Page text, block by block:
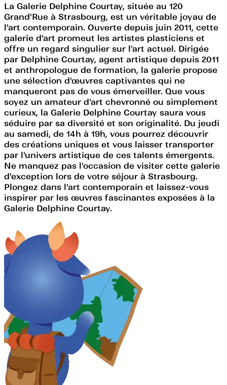
La Galerie Delphine Courtay, située au 120
Grand'Rue à Strasbourg, est un véritable joyau de
l'art contemporain. Ouverte depuis juin 2011, cette
galerie d'art promeut les artistes plasticiens et
offre un regard singulier sur l'art actuel. Dirigée
par Delphine Courtay, agent artistique depuis 2011
et anthropologue de formation, la galerie propose
une sélection d'œuvres captivantes qui ne
manqueront pas de vous émerveiller. Que vous
soyez un amateur d'art chevronné ou simplement
curieux, la Galerie Delphine Courtay saura vous
séduire par sa diversité et son originalité. Du jeudi
au samedi, de 14h à 19h, vous pourrez découvrir
des créations uniques et vous laisser transporter
par l'univers artistique de ces talents émergents.
Ne manquez pas l'occasion de visiter cette galerie
d'exception lors de votre séjour à Strasbourg.
Plongez dans l'art contemporain et laissez-vous
inspirer par les œuvres fascinantes exposées à la
Galerie Delphine Courtay.